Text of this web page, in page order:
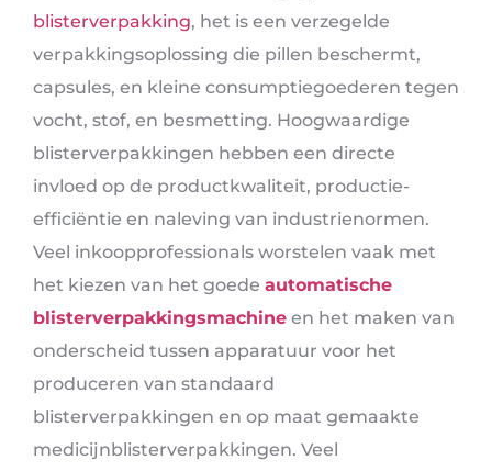
blisterverpakking, het is een verzegelde
verpakkingsoplossing die pillen beschermt,
capsules, en kleine consumptiegoederen tegen
vocht, stof, en besmetting. Hoogwaardige
blisterverpakkingen hebben een directe
invloed op de productkwaliteit, productie-
efficiëntie en naleving van industrienormen.
Veel inkoopprofessionals worstelen vaak met
het kiezen van het goede automatische
blisterverpakkingsmachine en het maken van
onderscheid tussen apparatuur voor het
produceren van standaard
blisterverpakkingen en op maat gemaakte
medicijnblisterverpakkingen. Veel